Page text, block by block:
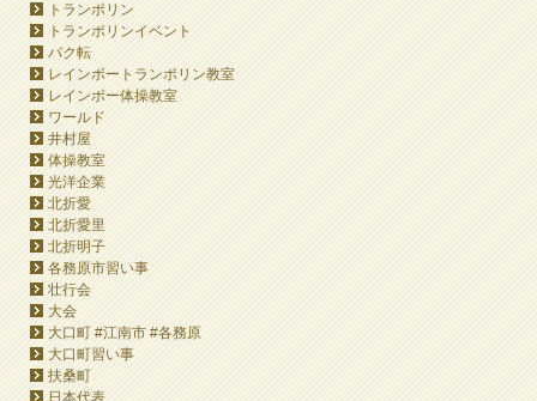
トランポリン
トランポリンイベント
バク転
レインボートランポリン教室
レインボー体操教室
ワールド
井村屋
体操教室
光洋企業
北折愛
北折愛里
北折明子
各務原市習い事
壮行会
大会
大口町 #江南市 #各務原
大口町習い事
扶桑町
日本代表